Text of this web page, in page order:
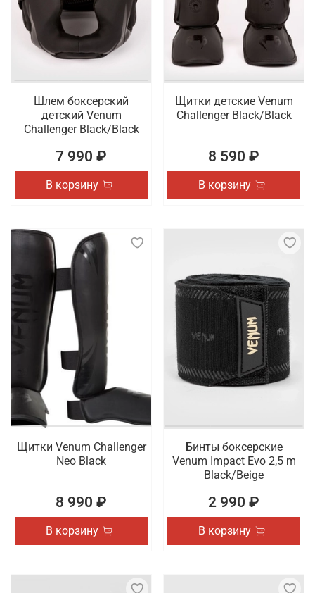
Шлем боксерский
детский Venum
Challenger Black/Black
7 990 ₽
В корзину
Щитки детские Venum
Challenger Black/Black
8 590 ₽
В корзину
Щитки Venum Challenger
Neo Black
8 990 ₽
В корзину
Бинты боксерские
Venum Impact Evo 2,5 m
Black/Beige
2 990 ₽
В корзину